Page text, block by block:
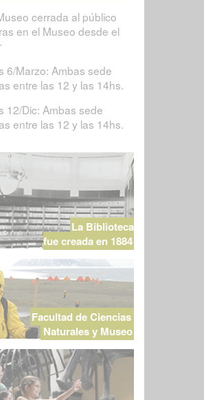
cerrada al público
en el Museo desde el
6/Marzo: Ambas sede
entre las 12 y las 14hs.
12/Dic: Ambas sede
entre las 12 y las 14hs.
La Biblioteca
fue creada en 1884
Facultad de Ciencias
Naturales y Museo